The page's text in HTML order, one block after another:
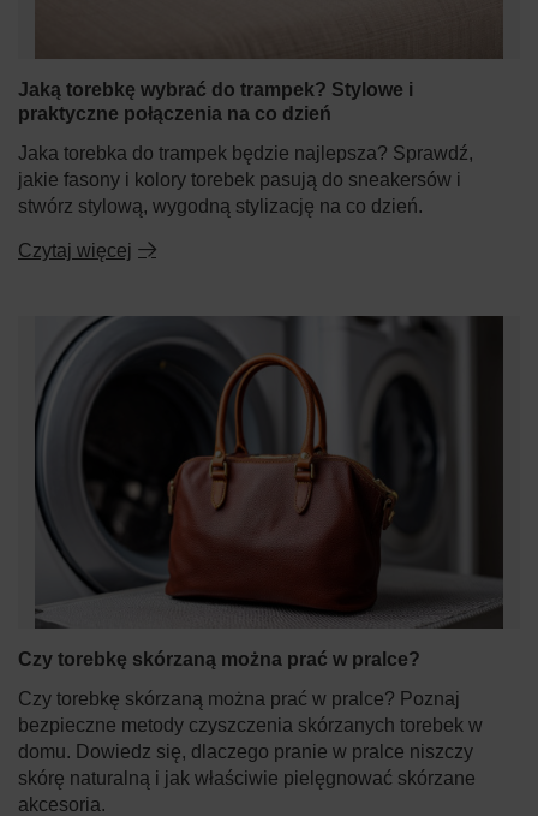
Jaką torebkę wybrać do trampek? Stylowe i
praktyczne połączenia na co dzień
Jaka torebka do trampek będzie najlepsza? Sprawdź,
jakie fasony i kolory torebek pasują do sneakersów i
stwórz stylową, wygodną stylizację na co dzień.
Czytaj więcej
Czy torebkę skórzaną można prać w pralce?
Czy torebkę skórzaną można prać w pralce? Poznaj
bezpieczne metody czyszczenia skórzanych torebek w
domu. Dowiedz się, dlaczego pranie w pralce niszczy
skórę naturalną i jak właściwie pielęgnować skórzane
akcesoria.